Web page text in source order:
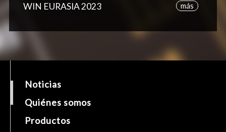
WIN EURASIA 2023 más
Noticias
Quiénes somos
Productos